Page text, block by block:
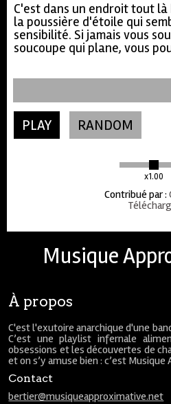
C'est dans un endroit tout
la poussière d'étoile qui
sensibilité. Si jamais vous
soucoupe qui plane, vous
PLAY RANDOM
x1.00
Contribué par:
Musique
À propos
C'est l'exutoire anarchique d'une
C’est une playlist infernale
obsessions et les découvertes de
et on s’y amuse bien : c’est
Contact
bertier@musiqueapproximative.net